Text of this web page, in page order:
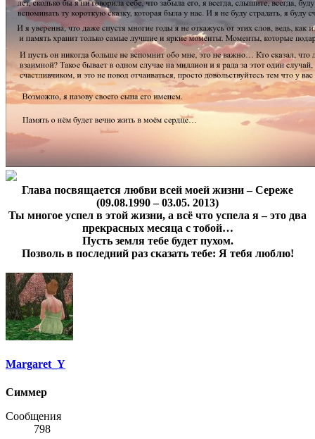
Глава посвящается любви всей моей жизни – Сереже
(09.08.1990 – 03.05. 2013)
Ты многое успел в этой жизни, а всё что успела я – это два
прекрасных месяца с тобой…
Пусть земля тебе будет пухом.
Позволь в последний раз сказать тебе: Я тебя люблю!
Margaret_Y
Симмер
Сообщения
798